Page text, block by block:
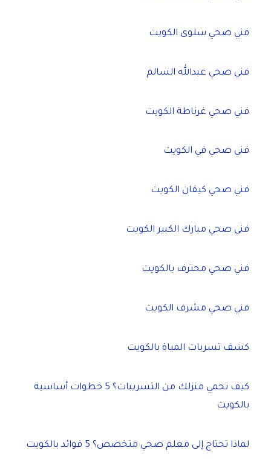
فني صحي سلوى الكويت
فني صحي عبدالله السالم
فني صحي غرناطة الكويت
فني صحي في الكويت
فني صحي كيفان الكويت
فني صحي مبارك الكبير الكويت
فني صحي محترف بالكويت
فني صحي مشرف الكويت
كشف تسربات المياة بالكويت
كيف تحمي منزلك من التسريبات؟ 5 خطوات أساسية
بالكويت
لماذا تحتاج إلى معلم صحي متخصص؟ 5 فوائد بالكويت